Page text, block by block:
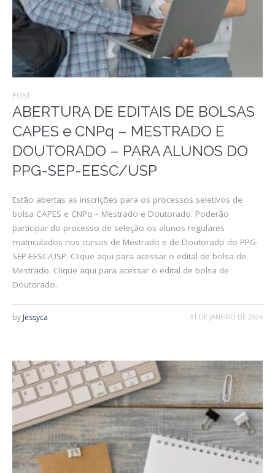
POST
ABERTURA DE EDITAIS DE BOLSAS
CAPES e CNPq – MESTRADO E
DOUTORADO – PARA ALUNOS DO
PPG-SEP-EESC/USP
Estão abertas as inscrições para os processos seletivos de
bolsa CAPES e CNPq – Mestrado e Doutorado. Poderão
participar do processo de seleção os alunos regulares
matriculados nos cursos de Mestrado e de Doutorado do PPG-
SEP-EESC/USP. Clique aqui para acessar o edital de bolsa de
Mestrado. Clique aqui para acessar o edital de bolsa de
Doutorado.
31 DE JANEIRO DE 2024
by Jessyca